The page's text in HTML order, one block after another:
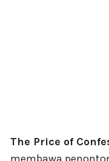
The Price of